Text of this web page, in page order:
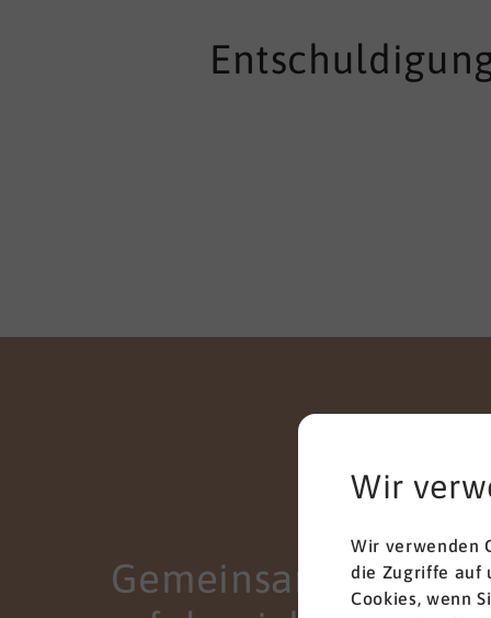
Gemeinsam zum
Wir
Wir verwenden
die Zugriffe auf
Cookies, wenn